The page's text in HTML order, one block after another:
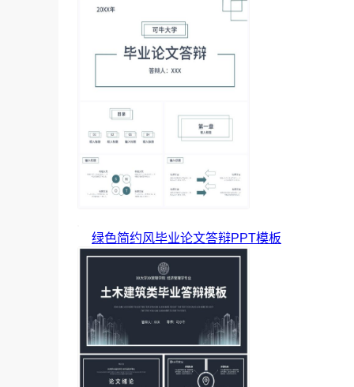
绿色简约风毕业论文答辩PPT模板